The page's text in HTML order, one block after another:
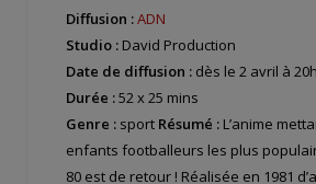
Diffusion :ADN
Studio : David Production
Date de diffusion : dès le 2 avril à
Durée :52 x 25 mins
Genre : sport Résumé : L’anime
enfants footballeurs les plus
80 est de retour ! Réalisée en 1981